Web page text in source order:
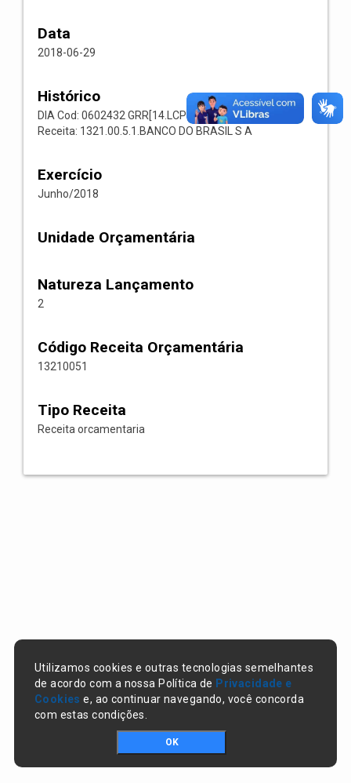
Data
2018-06-29
Histórico
DIA Cod: 0602432 GRR[14.LCP 66] Codigo: 001169
Receita: 1321.00.5.1.BANCO DO BRASIL S A
Exercício
Junho/2018
Unidade Orçamentária
Natureza Lançamento
2
Código Receita Orçamentária
13210051
Tipo Receita
Receita orcamentaria
Utilizamos cookies e outras tecnologias semelhantes
de acordo com a nossa Política de Privacidade e
Cookies e, ao continuar navegando, você concorda
com estas condições.
OK